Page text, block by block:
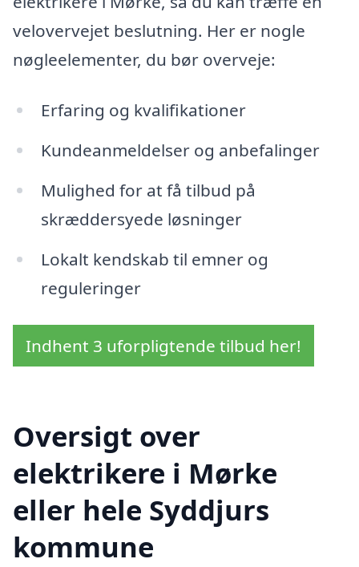
velovervejet beslutning. Her er nogle
nøgleelementer, du bør overveje:
Erfaring og kvalifikationer
Kundeanmeldelser og anbefalinger
Mulighed for at få tilbud på
skræddersyede løsninger
Lokalt kendskab til emner og
reguleringer
Indhent 3 uforpligtende tilbud her!
Oversigt over
elektrikere i Mørke
eller hele Syddjurs
kommune